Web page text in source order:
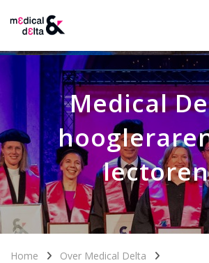
Medical
lectoren
Home
Over Medical Delta